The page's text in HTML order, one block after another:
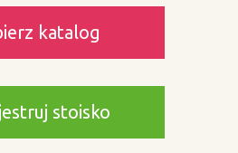
katalog
stoisko